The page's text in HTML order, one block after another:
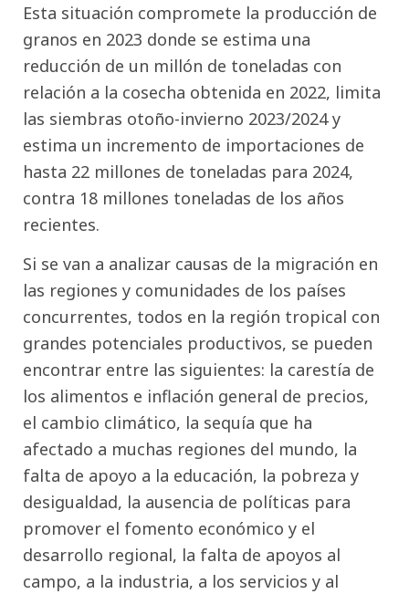
Esta situación compromete la producción de
granos en 2023 donde se estima una
reducción de un millón de toneladas con
relación a la cosecha obtenida en 2022, limita
las siembras otoño-invierno 2023/2024 y
estima un incremento de importaciones de
hasta 22 millones de toneladas para 2024,
contra 18 millones toneladas de los años
recientes.
Si se van a analizar causas de la migración en
las regiones y comunidades de los países
concurrentes, todos en la región tropical con
grandes potenciales productivos, se pueden
encontrar entre las siguientes: la carestía de
los alimentos e inflación general de precios,
el cambio climático, la sequía que ha
afectado a muchas regiones del mundo, la
falta de apoyo a la educación, la pobreza y
desigualdad, la ausencia de políticas para
promover el fomento económico y el
desarrollo regional, la falta de apoyos al
campo, a la industria, a los servicios y al